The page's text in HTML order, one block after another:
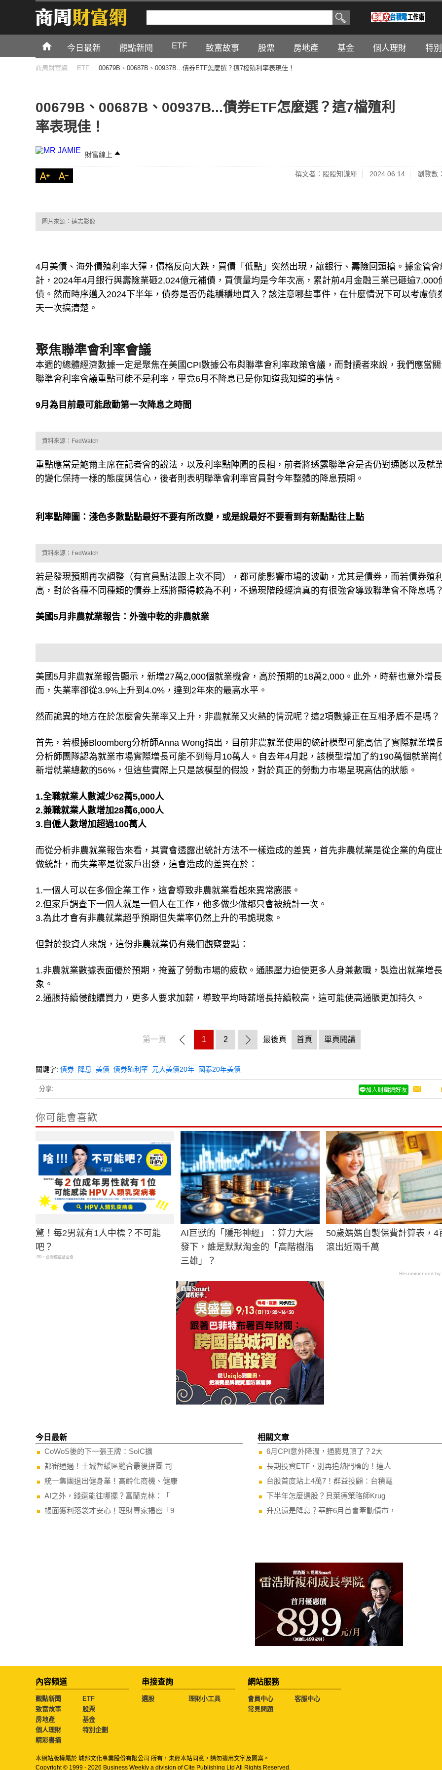
今日最新 觀點新聞 ETF 致富故事 股票 房地產 基金 個人理財 特
商周財富網 ETF 00679B、00687B、00937B...債券ETF怎麼選？這7檔殖利率表現佳！
00679B、00687B、00937B...債券ETF怎麼選？這7檔殖利
率表現佳！
財富線上
撰文者：股股知識庫 2024.06.14 瀏覽數
圖片來源：達志影像
4月美債、海外債殖利率大彈，價格反向大跌，買債「低點」突然出現，讓銀行、壽險回頭搶。據金管會
計，2024年4月銀行與壽險業砸2,024億元補債，買債量均是今年次高，累計前4月金融三業已砸逾7,000
債。然而時序邁入2024下半年，債券是否仍能穩穩地買入？該注意哪些事件，在什麼情況下可以考慮債
天一次搞清楚。
聚焦聯準會利率會議
本週的總體經濟數據一定是聚焦在美國CPI數據公布與聯準會利率政策會議，而對讀者來說，我們應當
聯準會利率會議重點可能不是利率，畢竟6月不降息已是你知道我知道的事情。
9月為目前最可能啟動第一次降息之時間
資料來源：FedWatch
重點應當是鮑爾主席在記者會的說法，以及利率點陣圖的長相，前者將透露聯準會是否仍對通膨以及就
的變化保持一樣的態度與信心，後者則表明聯準會利率官員對今年整體的降息預期。
利率點陣圖：淺色多數點點最好不要有所改變，或是說最好不要看到有新點點往上點
資料來源：FedWatch
若是發現預期再次調整（有官員點法跟上次不同），都可能影響市場的波動，尤其是債券，而若債券殖
高，對於各種不同種類的債券上漲將顯得較為不利，不過現階段經濟真的有很強會導致聯準會不降息嗎
美國5月非農就業報告：外強中乾的非農就業
美國5月非農就業報告顯示，新增27萬2,000個就業機會，高於預期的18萬2,000。此外，時薪也意外增
而，失業率卻從3.9%上升到4.0%，達到2年來的最高水平。
然而詭異的地方在於怎麼會失業率又上升，非農就業又火熱的情況呢？這2項數據正在互相矛盾不是嗎？
首先，若根據Bloomberg分析師Anna Wong指出，目前非農就業使用的統計模型可能高估了實際就業增
分析師團隊認為就業市場實際增長可能不到每月10萬人。自去年4月起，該模型增加了約190萬個就業崗
新增就業總數的56%，但這些實際上只是該模型的假設，對於真正的勞動力市場呈現高估的狀態。
1.全職就業人數減少62萬5,000人
2.兼職就業人數增加28萬6,000人
3.自僱人數增加超過100萬人
而從分析非農就業報告來看，其實會透露出統計方法不一樣造成的差異，首先非農就業是從企業的角度
做統計，而失業率是從家戶出發，這會造成的差異在於：
1.一個人可以在多個企業工作，這會導致非農就業看起來異常膨脹。
2.但家戶調查下一個人就是一個人在工作，他多做少做都只會被統計一次。
3.為此才會有非農就業超乎預期但失業率仍然上升的弔詭現象。
但對於投資人來說，這份非農就業仍有幾個觀察要點：
1.非農就業數據表面優於預期，掩蓋了勞動市場的疲軟。通脹壓力迫使更多人身兼數職，製造出就業增
象。
2.通脹持續侵蝕購買力，更多人要求加薪，導致平均時薪增長持續較高，這可能使高通脹更加持久。
第一頁 1 2 最後頁 首頁 單頁閱讀
關鍵字: 債券 降息 美債 債券殖利率 元大美債20年 國泰20年美債
分享:
你可能會喜歡
驚！每2男就有1人中標？不可能
吧？
PR・台灣癌症基金會
AI巨獸的「隱形神經」：算力大爆
發下，誰是默默淘金的「高階樹脂
三雄」？
50歲媽媽自製保費計算表，4
滾出近兩千萬
Recommended by
今日最新
CoWoS後的下一張王牌：SoIC擴
都審通過！土城暫緩區縫合最後拼圖 司
統一集團退出健身業！高齡化商機、健康
AI之外，錢還能往哪擺？富蘭克林：「
帳面獲利落袋才安心！理財專家揭密「9
相關文章
6月CPI意外降溫，通膨見頂了？2大
長期投資ETF，別再追熱門標的！達人
台股首度站上4萬7！群益投顧：台積電
下半年怎麼選股？貝萊德策略師Krug
升息還是降息？華許6月首會牽動債市，
內容頻道
觀點新聞
ETF
致富故事
股票
房地產
基金
個人理財
特別企劃
精彩書摘
串接查詢
選股 理財小工具
網站服務
會員中心
客服中心
常見問題
本網站版權屬於 城邦文化事業股份有限公司 所有，未經本站同意，請勿擅用文字及圖案。
Copyright © 1999 - 2026 Business Weekly a division of Cite Publishing Ltd All Rights Reserved.